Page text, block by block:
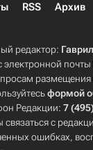
RSS Архив
редактор:
электронной
формой
Редакции:7
связаться с
ошибках,